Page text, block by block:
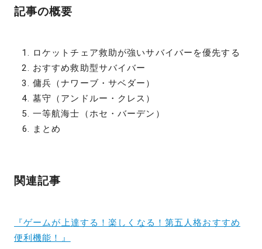
記事の概要
ロケットチェア救助が強いサバイバーを優先する
おすすめ救助型サバイバー
傭兵（ナワーブ・サベダー）
墓守（アンドルー・クレス）
一等航海士（ホセ・バーデン）
まとめ
関連記事
『ゲームが上達する！楽しくなる！第五人格おすすめ
便利機能！』